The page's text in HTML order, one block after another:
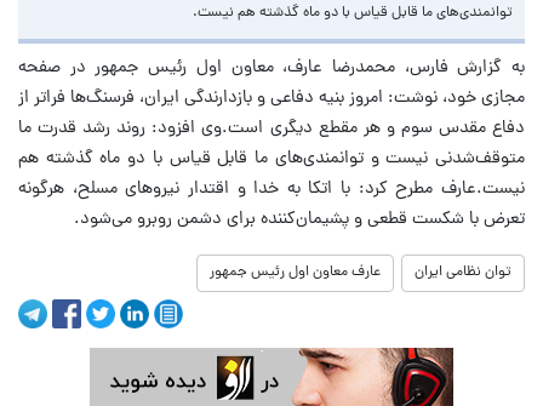
توانمندی‌های ما قابل قیاس با دو ماه گذشته هم نیست.
به گزارش فارس، محمدرضا عارف، معاون اول رئیس‌ جمهور در صفحه
مجازی خود، نوشت: امروز بنیه دفاعی و بازدارندگی ایران، فرسنگ‌ها فراتر از
دفاع مقدس سوم و هر مقطع دیگری است.وی افزود: روند رشد قدرت ما
متوقف‌شدنی نیست و توانمندی‌های ما قابل قیاس با دو ماه گذشته هم
نیست.عارف مطرح کرد: با اتکا به خدا و اقتدار نیروهای مسلح، هرگونه
تعرض با شکست قطعی و پشیمان‌کننده برای دشمن روبرو می‌شود.
توان نظامی ایران عارف معاون اول رئیس جمهور